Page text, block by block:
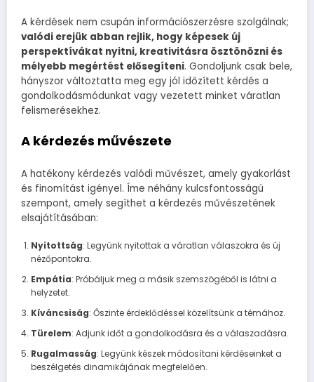
A kérdések nem csupán információszerzésre szolgálnak;
valódi erejük abban rejlik, hogy képesek új
perspektívákat nyitni, kreativitásra ösztönözni és
mélyebb megértést elősegíteni. Gondoljunk csak bele,
hányszor változtatta meg egy jól időzített kérdés a
gondolkodásmódunkat vagy vezetett minket váratlan
felismerésekhez.
A kérdezés művészete
A hatékony kérdezés valódi művészet, amely gyakorlást
és finomítást igényel. Íme néhány kulcsfontosságú
szempont, amely segíthet a kérdezés művészetének
elsajátításában:
Nyitottság: Legyünk nyitottak a váratlan válaszokra és új
nézőpontokra.
Empátia: Próbáljuk meg a másik szemszögéből is látni a
helyzetet.
Kíváncsiság: Őszinte érdeklődéssel közelítsünk a témához.
Türelem: Adjunk időt a gondolkodásra és a válaszadásra.
Rugalmasság: Legyünk készek módosítani kérdéseinket a
beszélgetés dinamikájának megfelelően.